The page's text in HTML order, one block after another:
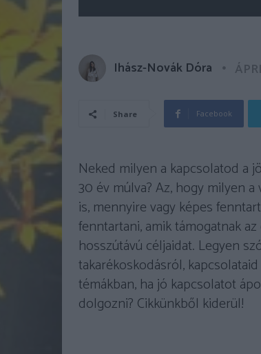
Ihász-Novák Dóra
Share Facebook
Neked milyen a kapcsolatod a
30 év múlva? Az, hogy milyen
is, mennyire vagy képes
fenntartani, amik támogatnak
hosszútávú céljaidat. Legyen
takarékoskodásról,
témákban, ha jó kapcsolatot
dolgozni? Cikkünkből kiderül!